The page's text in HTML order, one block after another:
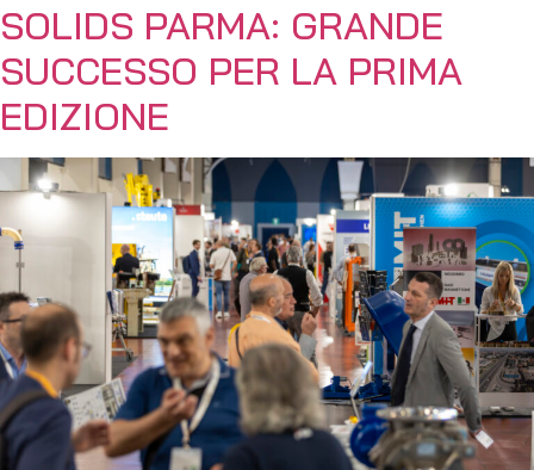
SOLIDS PARMA: GRANDE
SUCCESSO PER LA PRIMA
EDIZIONE